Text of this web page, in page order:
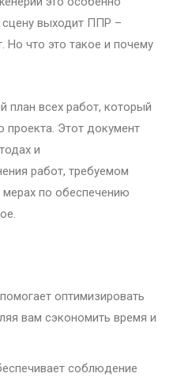
сцену выходит ППР –
Но что это такое и почему
план всех работ, который
проекта. Этот документ
и
работ, требуемом
мерах по обеспечению
оптимизировать
вам сэкономить время и
соблюдение